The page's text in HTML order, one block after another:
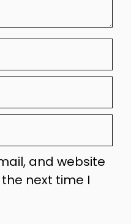
and website
next time I